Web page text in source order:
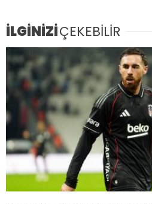
İLGİNİZİÇEKEBİLİR